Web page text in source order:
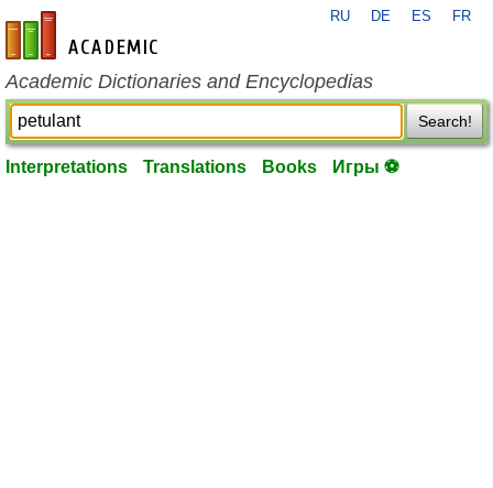
en-academic.com
RU DE ES FR
Academic Dictionaries and Encyclopedias
Search!
Interpretations Translations Books Игры ⚽